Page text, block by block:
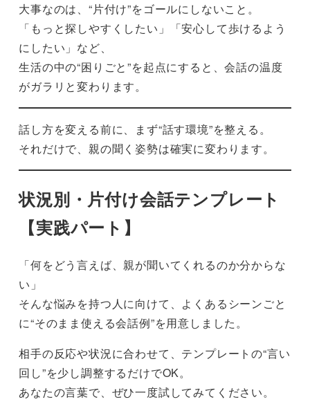
大事なのは、“片付け”をゴールにしないこと。
「もっと探しやすくしたい」「安心して歩けるよう
にしたい」など、
生活の中の“困りごと”を起点にすると、会話の温度
がガラリと変わります。
話し方を変える前に、まず“話す環境”を整える。
それだけで、親の聞く姿勢は確実に変わります。
状況別・片付け会話テンプレート
【実践パート】
「何をどう言えば、親が聞いてくれるのか分からな
い」
そんな悩みを持つ人に向けて、よくあるシーンごと
に“そのまま使える会話例”を用意しました。
相手の反応や状況に合わせて、テンプレートの“言い
回し”を少し調整するだけでOK。
あなたの言葉で、ぜひ一度試してみてください。